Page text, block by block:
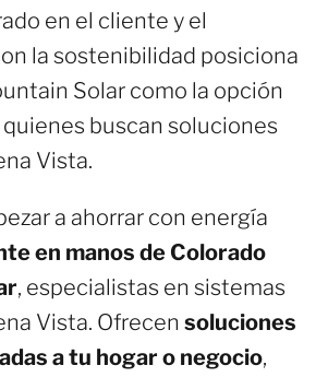
en el cliente y el
la sostenibilidad posiciona
Solar como la opción
buscan soluciones
Vista.
a ahorrar con energía
en manos de Colorado
, especialistas en sistemas
Vista. Ofrecen soluciones
a tu hogar o negocio,